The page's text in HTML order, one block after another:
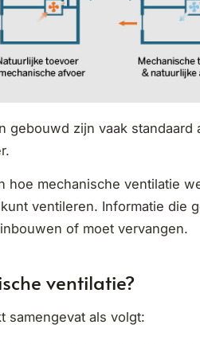
gebouwd zijn vaak
hoe mechanische ventilatie
ventileren. Informatie die
of moet vervangen.
ventilatie?
samengevat als volgt: